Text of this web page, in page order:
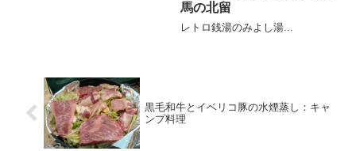
馬の北留
レトロ銭湯のみよし湯...
黒毛和牛とイベリコ豚の水煙蒸し：キャ
ンプ料理